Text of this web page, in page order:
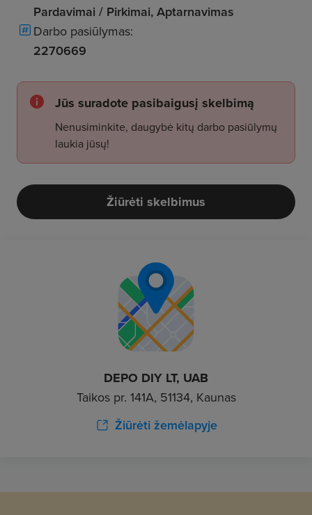
Pardavimai / Pirkimai, Aptarnavimas
Darbo pasiūlymas:
2270669
Jūs suradote pasibaigusį skelbimą
Nenusiminkite, daugybė kitų darbo pasiūlymų
laukia jūsų!
Žiūrėti skelbimus
DEPO DIY LT, UAB
Taikos pr. 141A, 51134, Kaunas
Žiūrėti žemėlapyje